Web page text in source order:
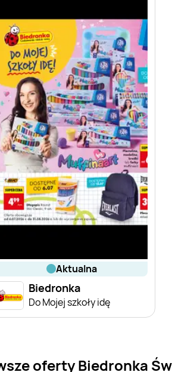
aktualna
Biedronka
Do Mojej szkoły idę
oferty Biedronka